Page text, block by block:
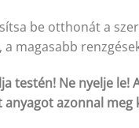
be otthonát a
a magasabb
testén! Ne nyelje
azonnal